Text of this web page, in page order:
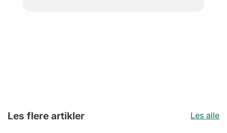
Les flere artikler Les alle